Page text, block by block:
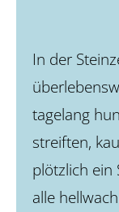
In der
tagelang
streiften,
plötzlich ein
alle